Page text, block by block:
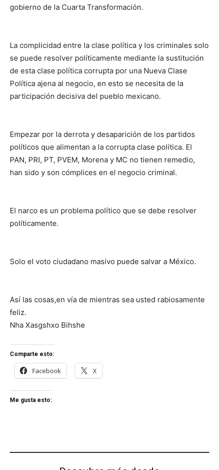
gobierno de la Cuarta Transformación.
La complicidad entre la clase política y los criminales solo
se puede resolver políticamente mediante la sustitución
de esta clase política corrupta por una Nueva Clase
Política ajena al negocio, en esto se necesita de la
participación decisiva del pueblo mexicano.
Empezar por la derrota y desaparición de los partidos
políticos que alimentan a la corrupta clase política. El
PAN, PRI, PT, PVEM, Morena y MC no tienen remedio,
han sido y son cómplices en el negocio criminal.
El narco es un problema político que se debe resolver
políticamente.
Solo el voto ciudadano masivo puede salvar a México.
Así las cosas,en vía de mientras sea usted rabiosamente
feliz.
Nha Xasgshxo Bihshe
Comparte esto:
Facebook X
Me gusta esto: